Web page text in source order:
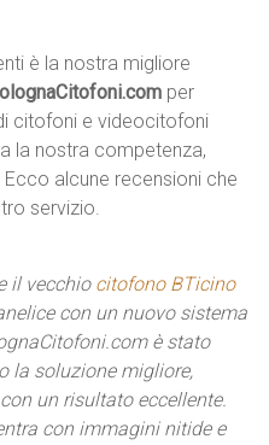
è la nostra migliore
per
citofoni e videocitofoni
la nostra competenza,
alcune recensioni che
servizio.
il vecchio citofono BTicino
con un nuovo sistema
è stato
la soluzione migliore,
un risultato eccellente.
con immagini nitide e